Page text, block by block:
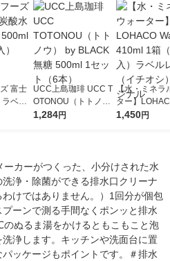
富士
ラベル
（24
UCC上島珈琲 UCC T
OTONOU（トトノ
ウ） by BLACK無糖 5
1,284円
【水・ミネラ
ター】
r 410ml 1箱（
1,450円
カーがつくった、小分けされた水
浄・除菌ができる排水口クリーナ
けではありません。）1回分が個包
ーンで測る手間なくポンッと排水
ぬるま湯をかけるともこもこと泡
浄します。キッチンや洗面台に置
ッケージもポイントです。＃排水